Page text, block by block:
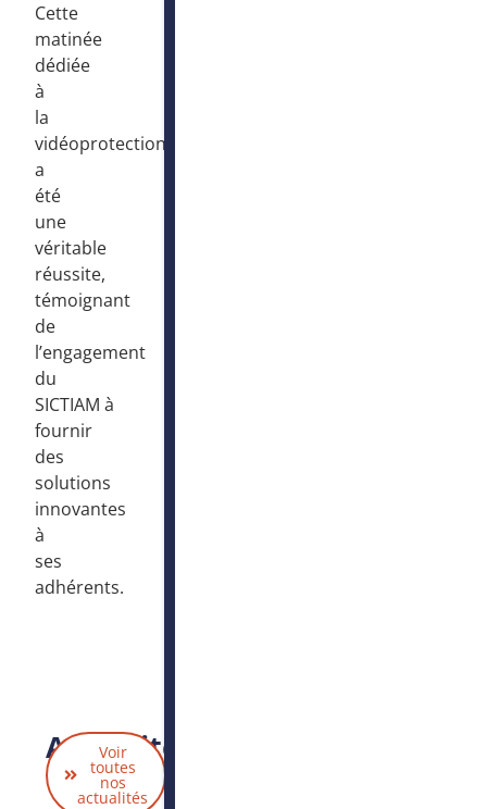
Cette
matinée
dédiée
à
la
vidéoprotection
a
été
une
véritable
réussite,
témoignant
de
l’engagement
du
SICTIAM à
fournir
des
solutions
innovantes
à
ses
adhérents.
Actualités
liées
Voir
toutes
nos
actualités